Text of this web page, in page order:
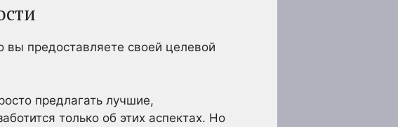
предоставляете своей целевой
предлагать лучшие,
только об этих аспектах. Но